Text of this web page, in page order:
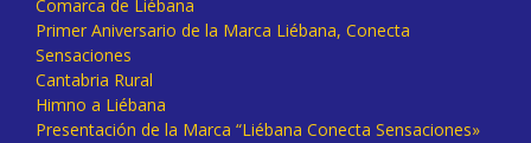
Comarca de Liébana
Primer Aniversario de la Marca Liébana, Conecta
Sensaciones
Cantabria Rural
Himno a Liébana
Presentación de la Marca “Liébana Conecta Sensaciones»